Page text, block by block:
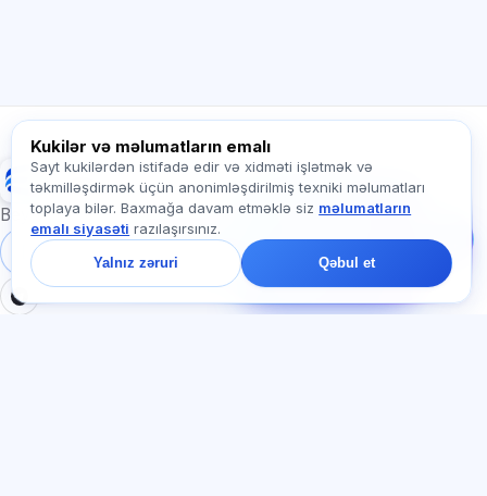
Exalify
Beynəlxalq dil imtahanlarına hazırlıq
Daxil ol
Qeydiyyat
Bizə yazın!
Tariflər, imtahanlar və
barədə soruşun — çatda
bir dəqiqə ərzində
cavab veririk.
Kukilər və məlumatların emalı
Sayt kukilərdən istifadə edir və xidməti işlətmək və
təkmilləşdirmək üçün anonimləşdirilmiş texniki məlumatları
toplaya bilər. Baxmağa davam etməklə siz məlumatların
emalı siyasəti razılaşırsınız.
Yalnız zəruri Qəbul et